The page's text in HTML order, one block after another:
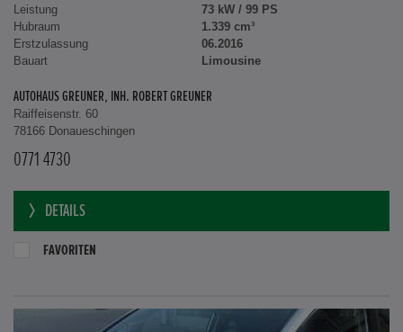
Leistung
73 kW / 99 PS
Hubraum
1.339 cm³
Erstzulassung
06.2016
Bauart
Limousine
AUTOHAUS GREUNER, INH. ROBERT GREUNER
Raiffeisenstr. 60
78166 Donaueschingen
0771 4730
DETAILS
FAVORITEN